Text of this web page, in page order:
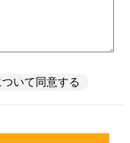
ついて同意する